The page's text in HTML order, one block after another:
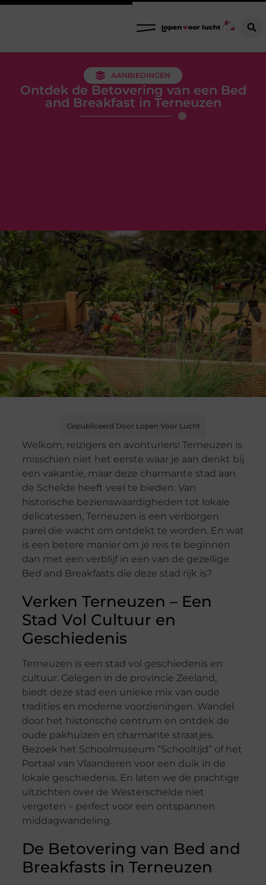
AANBIEDINGEN
Ontdek de Betovering van een Bed
and Breakfast in Terneuzen
Gepubliceerd Door Lopen Voor Lucht
Welkom, reizigers en avonturiers! Terneuzen is
misschien niet het eerste waar je aan denkt bij
een vakantie, maar deze charmante stad aan
de Schelde heeft veel te bieden. Van
historische bezienswaardigheden tot lokale
delicatessen, Terneuzen is een verborgen
parel die wacht om ontdekt te worden. En wat
is een betere manier om je reis te beginnen
dan met een verblijf in een van de gezellige
Bed and Breakfasts die deze stad rijk is?
Verken Terneuzen – Een
Stad Vol Cultuur en
Geschiedenis
Terneuzen is een stad vol geschiedenis en
cultuur. Gelegen in de provincie Zeeland,
biedt deze stad een unieke mix van oude
tradities en moderne voorzieningen. Wandel
door het historische centrum en ontdek de
oude pakhuizen en charmante straatjes.
Bezoek het Schoolmuseum “Schooltijd” of het
Portaal van Vlaanderen voor een duik in de
lokale geschiedenis. En laten we de prachtige
uitzichten over de Westerschelde niet
vergeten – perfect voor een ontspannen
middagwandeling.
De Betovering van Bed and
Breakfasts in Terneuzen